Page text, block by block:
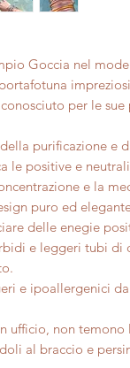
Goccia nel
per le
purificazione e
le positive e
e la
puro ed
delle enegie
e leggeri tubi di
e ipoallergenici da
ufficio, non
al braccio e